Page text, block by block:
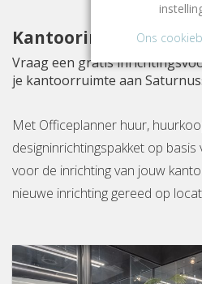
Kantoorinrichting
Vraag een gratis
je kantoorruimte aan
Met Officeplanner huur,
designinrichtingspakket op
voor de inrichting van jouw
nieuwe inrichting gereed op
Ons